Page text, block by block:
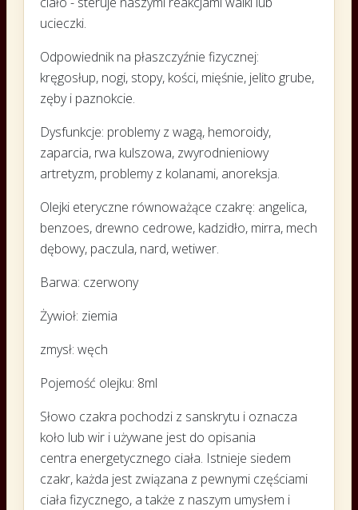
ucieczki.
Odpowiednik na płaszczyźnie fizycznej:
kręgosłup, nogi, stopy, kości, mięśnie, jelito grube,
zęby i paznokcie.
Dysfunkcje: problemy z wagą, hemoroidy,
zaparcia, rwa kulszowa, zwyrodnieniowy
artretyzm, problemy z kolanami, anoreksja.
Olejki eteryczne równoważące czakrę: angelica,
benzoes, drewno cedrowe, kadzidło, mirra, mech
dębowy, paczula, nard, wetiwer.
Barwa: czerwony
Żywioł: ziemia
zmysł: węch
Pojemość olejku: 8ml
Słowo czakra pochodzi z sanskrytu i oznacza
koło lub wir i używane jest do opisania
centra energetycznego ciała. Istnieje siedem
czakr, każda jest związana z pewnymi częściami
ciała fizycznego, a także z naszym umysłem i